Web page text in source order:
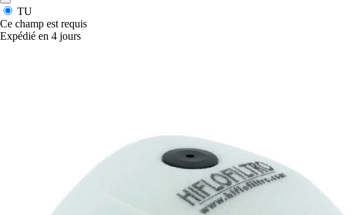
TU
Ce champ est requis
Expédié en 4 jours